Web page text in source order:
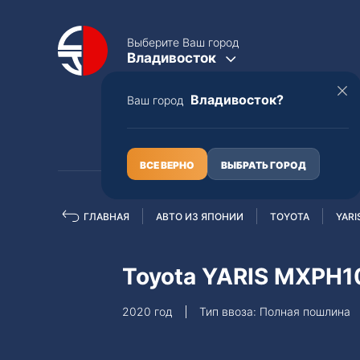
Выберите Ваш город
Владивосток
Ваш город Владивосток?
ВСЕ ВЕРНО ВЫБРАТЬ ГОРОД
Полная пошлина
ГЛАВНАЯ АВТО ИЗ ЯПОНИИ TOYOTA
Toyota YARIS
2020 год Тип ввоза: Полная пошлина